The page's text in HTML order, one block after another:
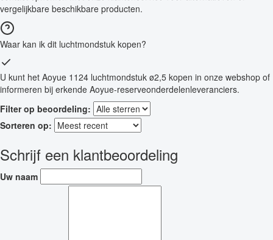
vergelijkbare beschikbare producten.
Waar kan ik dit luchtmondstuk kopen?
U kunt het Aoyue 1124 luchtmondstuk ø2,5 kopen in onze webshop of
informeren bij erkende Aoyue-reserveonderdelenleveranciers.
Filter op beoordeling:
Sorteren op:
Schrijf een klantbeoordeling
Uw naam